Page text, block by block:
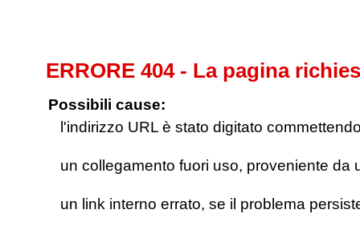
ERRORE 404 - La pagina
Possibili cause:
l'indirizzo URL è stato digitato
un collegamento fuori uso, proveniente da
un link interno errato, se il problema